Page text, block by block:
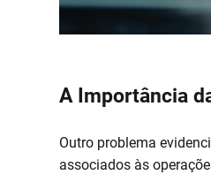
A Importância
Outro problema
associados às